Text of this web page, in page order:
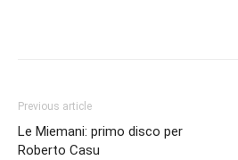
Previous article
Le Miemani: primo disco per
Roberto Casu